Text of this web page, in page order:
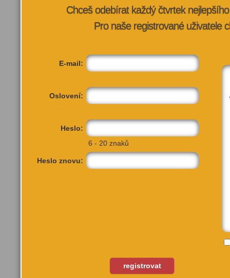
Chceš odebírat každý čtvrtek
Pro naše registrované uživatele
E-mail:
Oslovení:
Heslo:
6 - 20 znaků
Heslo znovu:
registrovat